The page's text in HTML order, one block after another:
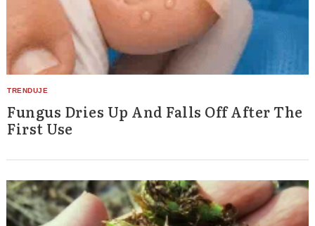
Fungus Dries Up And Falls Off After The
First Use
for: